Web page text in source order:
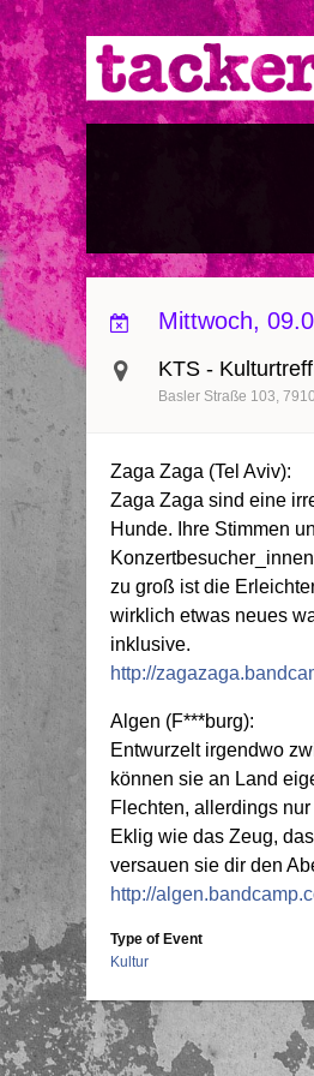
Direkt
zum
Inhalt
Mittwoch,
KTS -
Basler Straße 103
Zaga Zaga (Tel Aviv):
Zaga Zaga sind eine
Hunde. Ihre Stimmen
zu groß ist die
wirklich etwas neues
inklusive.
http://
Algen (F***burg):
Entwurzelt irgendwo
können sie an Land
Flechten, allerdings
Eklig wie das Zeug,
versauen sie dir den
http://
Type of Event
Kultur